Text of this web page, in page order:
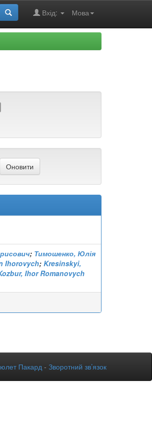
Мова
Вхід:
; Тимошенко, Юлія
Ihorovych; Kresinskyi,
Ihor Romanovych
Пакард- Зворотний зв’язок